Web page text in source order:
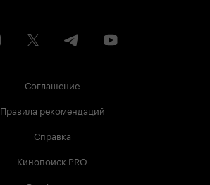
Соглашение
Правила рекомендаций
Справка
Кинопоиск PRO